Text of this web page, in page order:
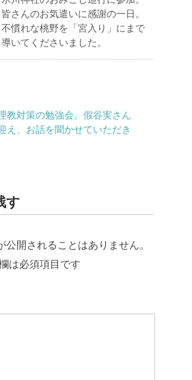
皆さんのお気遣いに感謝の一日。
不慣れな桃野を「宮入り」にまで
導いてくださいました。
教対策の勉強会。假谷実さん
え、お話を聞かせていただき
す
公開されることはありません。
は必須項目です